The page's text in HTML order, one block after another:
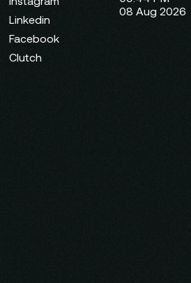
Linkedin
Facebook
Clutch
08 Aug 2026